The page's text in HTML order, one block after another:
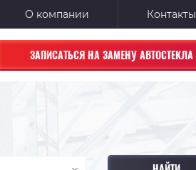
О компании Контакты
ЗАПИСАТЬСЯ НА ЗАМЕНУ АВТОСТЕКЛА